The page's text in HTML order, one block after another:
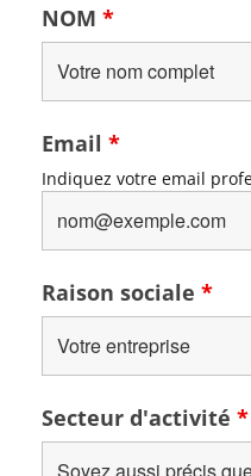
NOM *
Email *
Indiquez votre email
Raison sociale *
Secteur d'activité *